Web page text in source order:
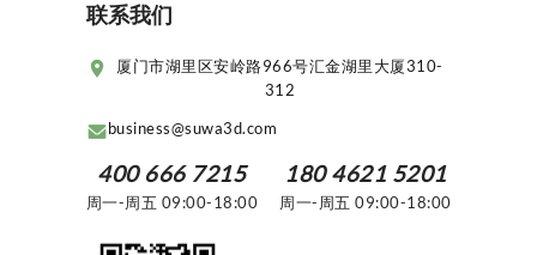
联系我们
厦门市湖里区安岭路966号汇金湖里大厦310-
312
business@suwa3d.com
400 666 7215
周一-周五 09:00-18:00
180 4621 5201
周一-周五 09:00-18:00